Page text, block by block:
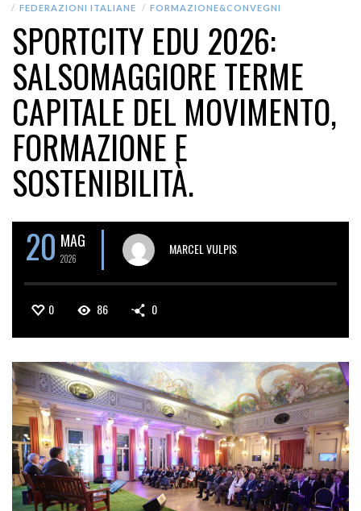
FEDERAZIONI ITALIANE
FORMAZIONE&CONVEGNI
SPORTCITY EDU 2026:
SALSOMAGGIORE TERME
CAPITALE DEL MOVIMENTO,
FORMAZIONE E
SOSTENIBILITÀ.
20 MAG
2026
MARCEL VULPIS
0 86 0